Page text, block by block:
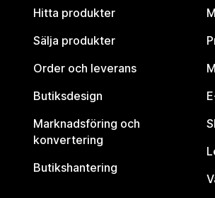
Hitta produkter
Sälja produkter
Order och leverans
Butiksdesign
Marknadsföring och
konvertering
Butikshantering